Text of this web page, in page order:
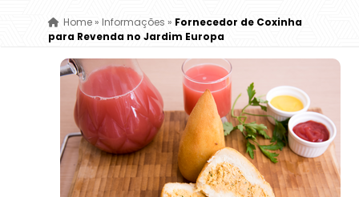
Home» Informações » Fornecedor de Coxinha
para Revenda no Jardim Europa